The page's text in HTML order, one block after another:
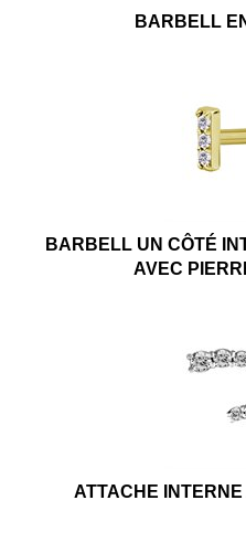
BARBELL
BARBELL UN CÔTÉ
AVEC
ATTACHE